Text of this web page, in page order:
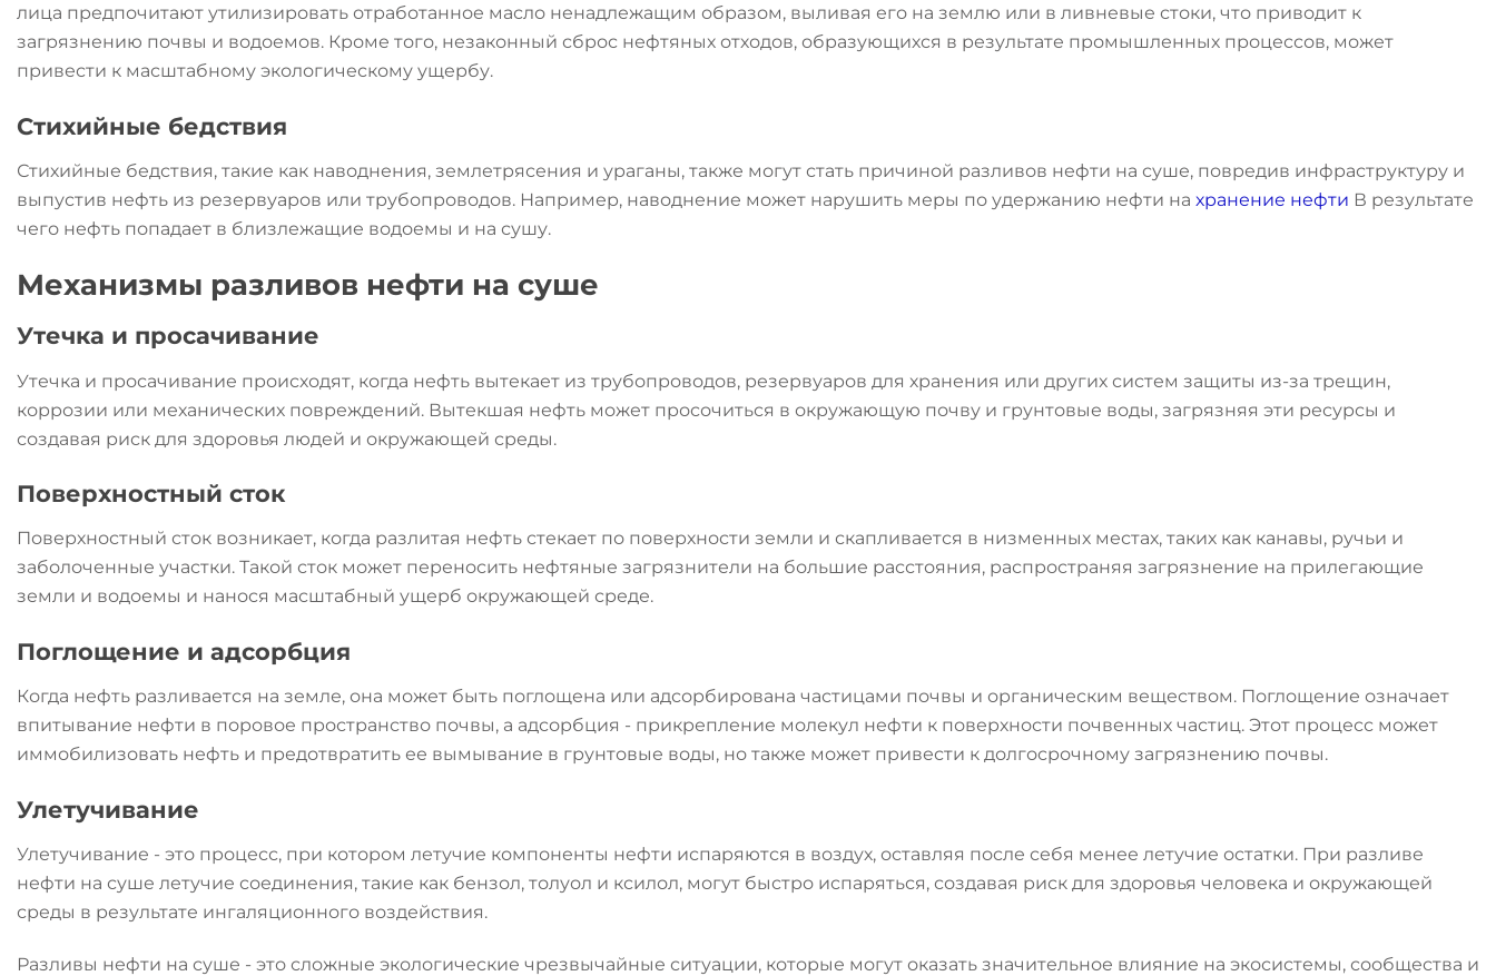
лица предпочитают утилизировать отработанное масло ненадлежащим образом, выливая его на землю или в ливневые стоки, что приводит к
загрязнению почвы и водоемов. Кроме того, незаконный сброс нефтяных отходов, образующихся в результате промышленных процессов, может
привести к масштабному экологическому ущербу.
Стихийные бедствия
Стихийные бедствия, такие как наводнения, землетрясения и ураганы, также могут стать причиной разливов нефти на суше, повредив инфраструктуру и
выпустив нефть из резервуаров или трубопроводов. Например, наводнение может нарушить меры по удержанию нефти на хранение нефти В результате
чего нефть попадает в близлежащие водоемы и на сушу.
Механизмы разливов нефти на суше
Утечка и просачивание
Утечка и просачивание происходят, когда нефть вытекает из трубопроводов, резервуаров для хранения или других систем защиты из-за трещин,
коррозии или механических повреждений. Вытекшая нефть может просочиться в окружающую почву и грунтовые воды, загрязняя эти ресурсы и
создавая риск для здоровья людей и окружающей среды.
Поверхностный сток
Поверхностный сток возникает, когда разлитая нефть стекает по поверхности земли и скапливается в низменных местах, таких как канавы, ручьи и
заболоченные участки. Такой сток может переносить нефтяные загрязнители на большие расстояния, распространяя загрязнение на прилегающие
земли и водоемы и нанося масштабный ущерб окружающей среде.
Поглощение и адсорбция
Когда нефть разливается на земле, она может быть поглощена или адсорбирована частицами почвы и органическим веществом. Поглощение означает
впитывание нефти в поровое пространство почвы, а адсорбция - прикрепление молекул нефти к поверхности почвенных частиц. Этот процесс может
иммобилизовать нефть и предотвратить ее вымывание в грунтовые воды, но также может привести к долгосрочному загрязнению почвы.
Улетучивание
Улетучивание - это процесс, при котором летучие компоненты нефти испаряются в воздух, оставляя после себя менее летучие остатки. При разливе
нефти на суше летучие соединения, такие как бензол, толуол и ксилол, могут быстро испаряться, создавая риск для здоровья человека и окружающей
среды в результате ингаляционного воздействия.
Разливы нефти на суше - это сложные экологические чрезвычайные ситуации, которые могут оказать значительное влияние на экосистемы, сообщества и